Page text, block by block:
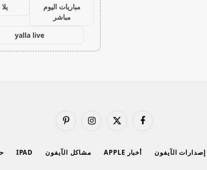
مباريات اليوم
مباشر
yalla live
فيسبوك
X
الانستغرامبينتيريست
إصدارات الآيفون أخبار APPLE مشاكل الآيفون IPAD